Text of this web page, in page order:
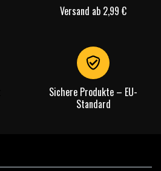
Versand ab 2,99 €
Sichere Produkte – EU-
Standard